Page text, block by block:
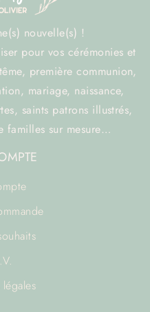
nouvelle(s) !
pour vos cérémonies et
première communion,
mariage, naissance,
saints patrons illustrés,
familles sur mesure…